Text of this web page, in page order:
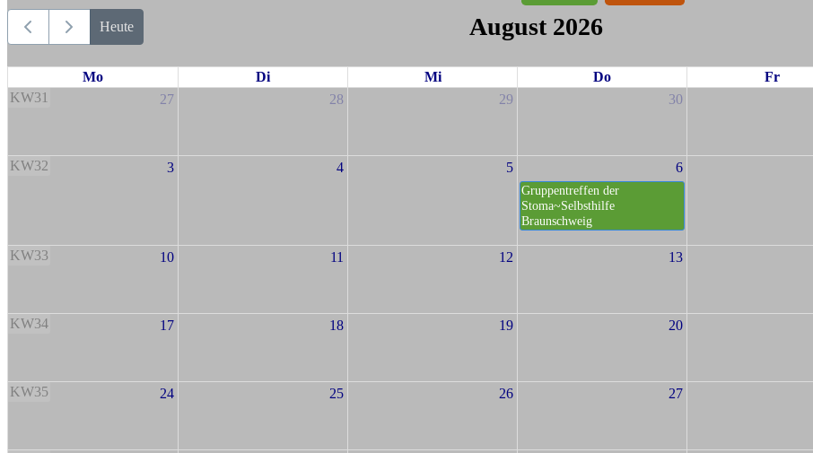
Heute August 2026
Mo Di Mi Do Fr
KW31
27 28 29 30
KW32 3 4 5 6
Gruppentreffen der
Stoma~Selbsthilfe
Braunschweig
KW33 10 11 12 13
KW34 17 18 19 20
KW35 24 25 26 27